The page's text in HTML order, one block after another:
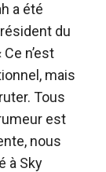
a été
du
n’est
mais
Tous
est
nous
à Sky